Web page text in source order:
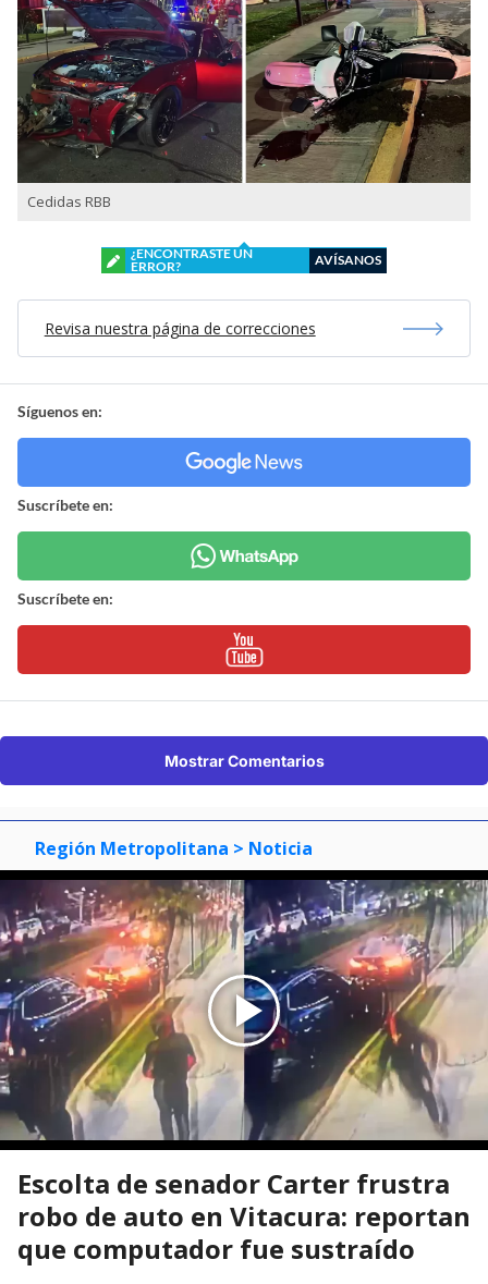
Cedidas RBB
¿ENCONTRASTE UN
ERROR?
AVÍSANOS
Revisa nuestra página de correcciones
Síguenos en:
Suscríbete en:
Suscríbete en:
Mostrar Comentarios
Región Metropolitana > Noticia
Escolta de senador Carter frustra
robo de auto en Vitacura: reportan
que computador fue sustraído